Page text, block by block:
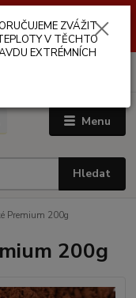
MŮŽE DOSAHOVAT
Menu
Hledat
Premium 200g
200g
ZVÁŽIT
V TĚCHTO
EXTRÉMNÍCH